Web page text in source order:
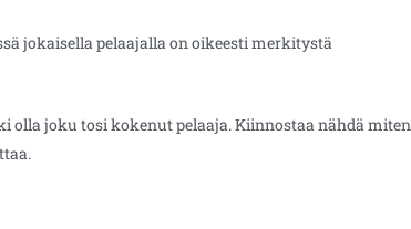
jokaisella pelaajalla on oikeesti merkitystä
olla joku tosi kokenut pelaaja. Kiinnostaa nähdä miten